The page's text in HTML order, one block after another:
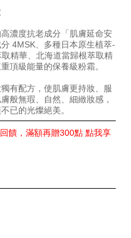
濃度抗老成分「肌膚延命安
4MSK、多種日本原生植萃-
精華、北海道當歸根萃取精
頂級能量的保養級粉霜。
有配方，使肌膚更持妝、服
般無瑕、自然、細緻妝感，
已的光燦絕美。
饋，滿額再贈300點 點我享